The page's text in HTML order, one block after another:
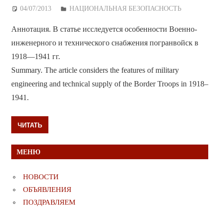
04/07/2013 Дежурный по Редакции
НАЦИОНАЛЬНАЯ БЕЗОПАСНОСТЬ
Аннотация. В статье исследуется особенности Военно-
инженерного и технического снабжения погранвойск в
1918—1941 гг.
Summary. The article considers the features of military
engineering and technical supply of the Border Troops in 1918–
1941.
ЧИТАТЬ
МЕНЮ
НОВОСТИ
ОБЪЯВЛЕНИЯ
ПОЗДРАВЛЯЕМ